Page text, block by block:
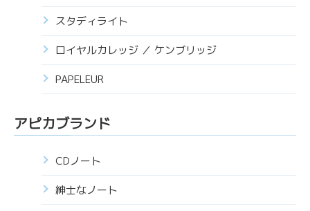
スタディライト
ロイヤルカレッジ ／ ケンブリッジ
PAPELEUR
アピカブランド
CDノート
紳士なノート